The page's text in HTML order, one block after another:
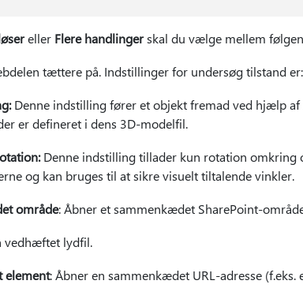
eller Flere handlingerskal du vælge mellem
tættere på. Indstillinger for undersøg tilstand er:
Denne indstilling fører et objekt fremad ved hjælp af
er defineret i dens 3D-modelfil.
Denne indstilling tillader kun rotation omkring
og kan bruges til at sikre visuelt tiltalende vinkler.
område: Åbner et sammenkædet SharePoint-
vedhæftet lydfil.
element: Åbner en sammenkædet URL-adresse